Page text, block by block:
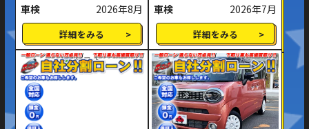
車検
2026年8月
詳細をみる
車検
2026年7月
詳細をみる